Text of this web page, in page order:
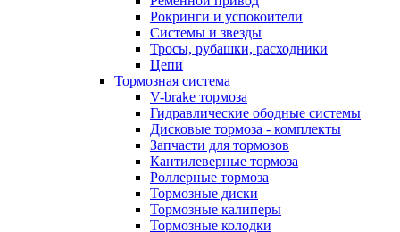
Рокринги и успокоители
Системы и звезды
Тросы, рубашки, расходники
Цепи
Тормозная система
V-brake тормоза
Гидравлические ободные системы
Дисковые тормоза - комплекты
Запчасти для тормозов
Кантилеверные тормоза
Роллерные тормоза
Тормозные диски
Тормозные калиперы
Тормозные колодки